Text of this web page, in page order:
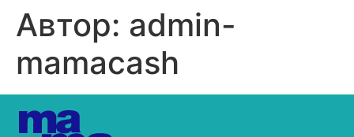
Автор: admin-
mamacash